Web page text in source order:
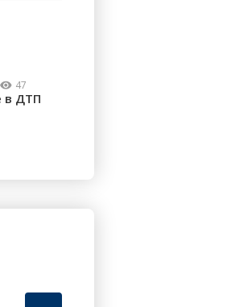
47
в ДТП